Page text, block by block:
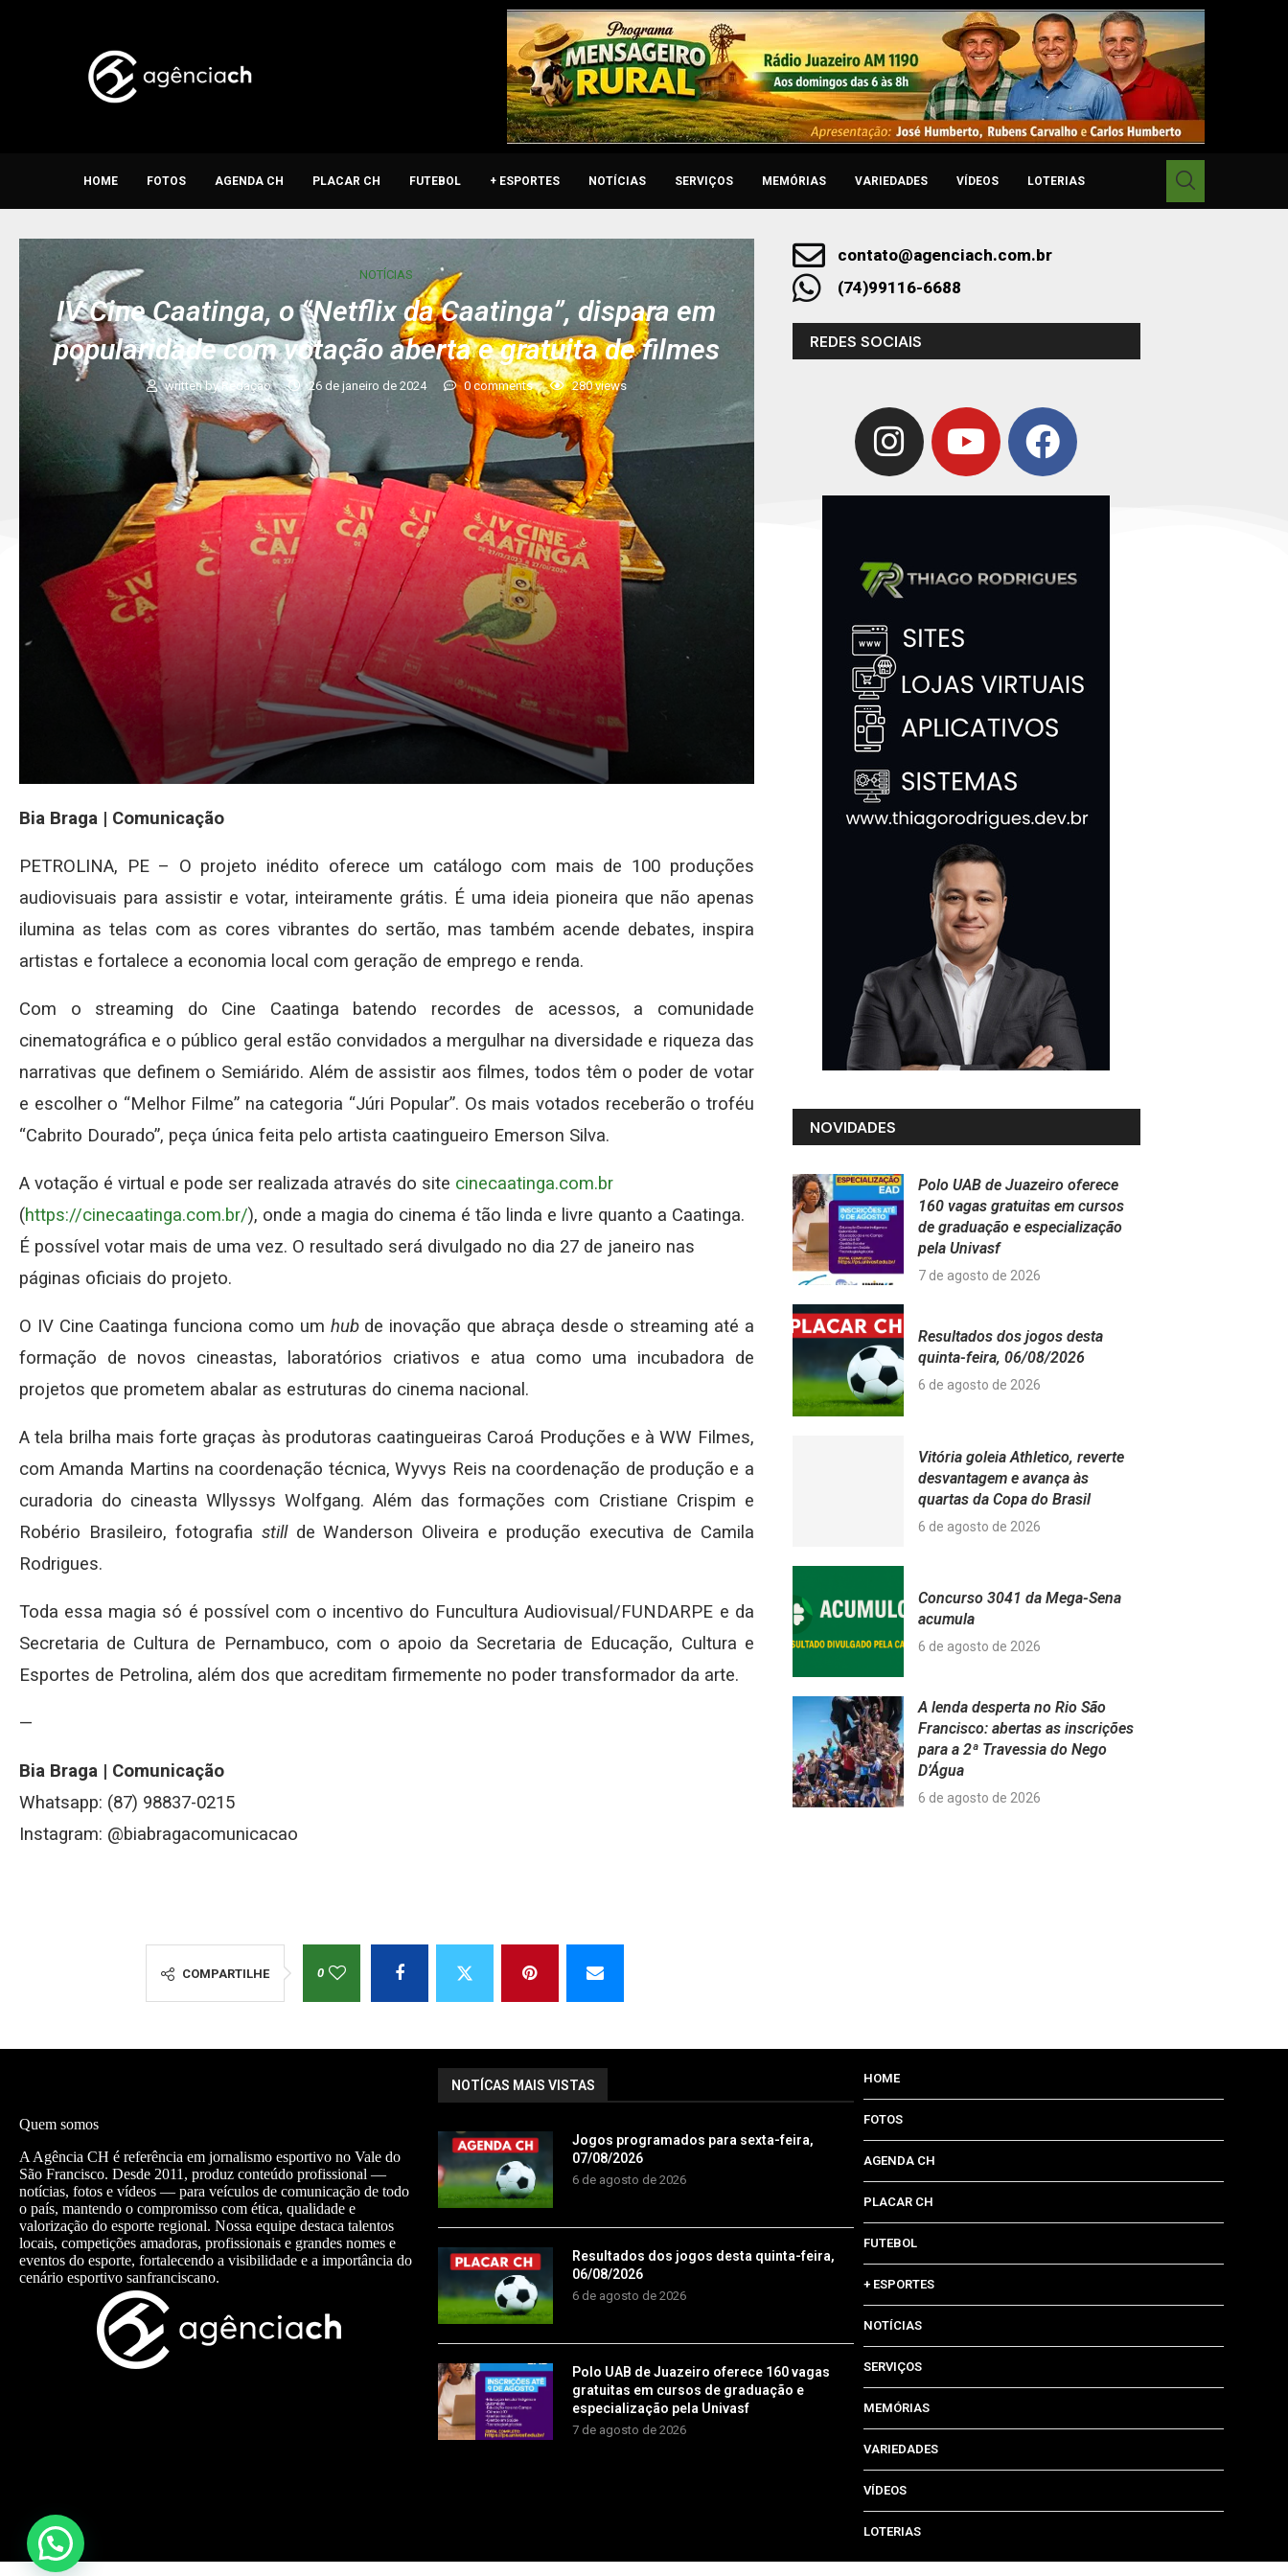
HOME FOTOS AGENDA CH PLACAR CH FUTEBOL + ESPORTES NOTÍCIAS SERVIÇOS MEMÓRIAS VARIEDADES VÍDEOS LOTERIAS
NOTÍCIAS
IV Cine Caatinga, o “Netflix da Caatinga”, dispara em
popularidade com votação aberta e gratuita de filmes
written by Redação 26 de janeiro de 2024 0 comments 280views
Bia Braga | Comunicação
PETROLINA, PE – O projeto inédito oferece um catálogo com mais de 100 produções
audiovisuais para assistir e votar, inteiramente grátis. É uma ideia pioneira que não apenas
ilumina as telas com as cores vibrantes do sertão, mas também acende debates, inspira
artistas e fortalece a economia local com geração de emprego e renda.
Com o streaming do Cine Caatinga batendo recordes de acessos, a comunidade
cinematográfica e o público geral estão convidados a mergulhar na diversidade e riqueza das
narrativas que definem o Semiárido. Além de assistir aos filmes, todos têm o poder de votar
e escolher o “Melhor Filme” na categoria “Júri Popular”. Os mais votados receberão o troféu
“Cabrito Dourado”, peça única feita pelo artista caatingueiro Emerson Silva.
A votação é virtual e pode ser realizada através do site cinecaatinga.com.br
(https://cinecaatinga.com.br/), onde a magia do cinema é tão linda e livre quanto a Caatinga.
É possível votar mais de uma vez. O resultado será divulgado no dia 27 de janeiro nas
páginas oficiais do projeto.
O IV Cine Caatinga funciona como um hubde inovação que abraça desde o streaming até a
formação de novos cineastas, laboratórios criativos e atua como uma incubadora de
projetos que prometem abalar as estruturas do cinema nacional.
A tela brilha mais forte graças às produtoras caatingueiras Caroá Produções e à WW Filmes,
com Amanda Martins na coordenação técnica, Wyvys Reis na coordenação de produção e a
curadoria do cineasta Wllyssys Wolfgang. Além das formações com Cristiane Crispim e
Robério Brasileiro, fotografia still de Wanderson Oliveira e produção executiva de Camila
Rodrigues.
Toda essa magia só é possível com o incentivo do Funcultura Audiovisual/FUNDARPE e da
Secretaria de Cultura de Pernambuco, com o apoio da Secretaria de Educação, Cultura e
Esportes de Petrolina, além dos que acreditam firmemente no poder transformador da arte.
—
Bia Braga | Comunicação
Whatsapp: (87) 98837-0215
Instagram: @biabragacomunicacao
COMPARTILHE 0
contato@agenciach.com.br
(74)99116-6688
REDES SOCIAIS
NOVIDADES
Polo UAB de Juazeiro oferece
160 vagas gratuitas em cursos
de graduação e especialização
pela Univasf
7 de agosto de 2026
Resultados dos jogos desta
quinta-feira, 06/08/2026
6 de agosto de 2026
Vitória goleia Athletico, reverte
desvantagem e avança às
quartas da Copa do Brasil
6 de agosto de 2026
Concurso 3041 da Mega-Sena
acumula
6 de agosto de 2026
A lenda desperta no Rio São
Francisco: abertas as inscrições
para a 2ª Travessia do Nego
D’Água
6 de agosto de 2026
Quem somos
A Agência CH é referência em jornalismo esportivo no Vale do
São Francisco. Desde 2011, produz conteúdo profissional —
notícias, fotos e vídeos — para veículos de comunicação de todo
o país, mantendo o compromisso com ética, qualidade e
valorização do esporte regional. Nossa equipe destaca talentos
locais, competições amadoras, profissionais e grandes nomes e
eventos do esporte, fortalecendo a visibilidade e a importância do
cenário esportivo sanfranciscano.
NOTÍCAS MAIS VISTAS
Jogos programados para sexta-feira,
07/08/2026
6 de agosto de 2026
Resultados dos jogos desta quinta-feira,
06/08/2026
6 de agosto de 2026
Polo UAB de Juazeiro oferece 160 vagas
gratuitas em cursos de graduação e
especialização pela Univasf
7 de agosto de 2026
HOME
FOTOS
AGENDA CH
PLACAR CH
FUTEBOL
+ ESPORTES
NOTÍCIAS
SERVIÇOS
MEMÓRIAS
VARIEDADES
VÍDEOS
LOTERIAS